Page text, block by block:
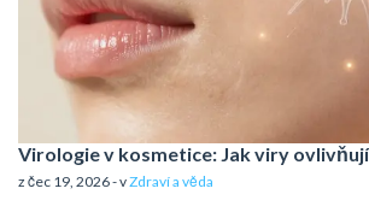
Virologie v kosmetice: Jak viry
z čec 19, 2026 - vZdraví a věda